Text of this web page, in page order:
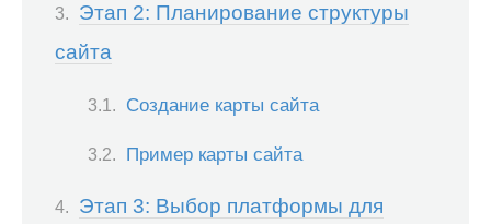
Этап 2: Планирование структуры
сайта
Создание карты сайта
Пример карты сайта
Этап 3: Выбор платформы для